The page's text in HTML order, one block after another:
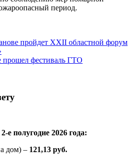
период.
пройдет XXII областной форум
фестиваль ГТО
е полугодие 2026 года:
дом) – 121,13 руб.